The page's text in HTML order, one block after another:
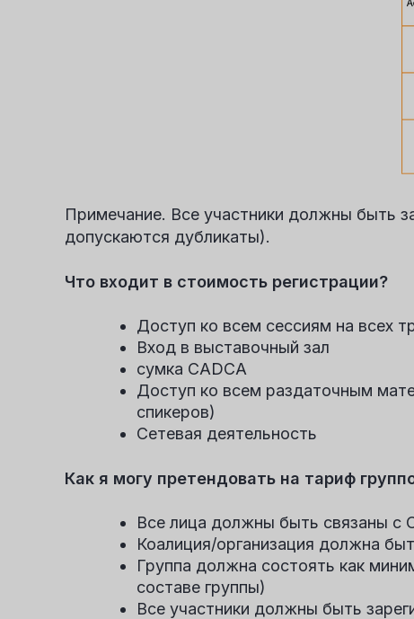
Примечание. Все участники должны быть
допускаются дубликаты).
Что входит в стоимость регистрации?
Доступ ко всем сессиям на всех
Вход в выставочный зал
сумка CADCA
Доступ ко всем раздаточным
спикеров)
Сетевая деятельность
Как я могу претендовать на тариф
Все лица должны быть связаны с
Коалиция/организация должна
Группа должна состоять как
составе группы)
Все участники должны быть